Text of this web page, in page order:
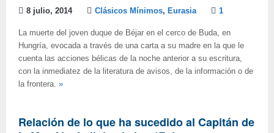
8 julio, 2014 Clásicos Mínimos, Eurasia 1
La muerte del joven duque de Béjar en el cerco de Buda, en
Hungría, evocada a través de una carta a su madre en la que le
cuenta las acciones bélicas de la noche anterior a su escritura,
con la inmediatez de la literatura de avisos, de la información o de
la frontera. »
Relación de lo que ha sucedido al Capitán de